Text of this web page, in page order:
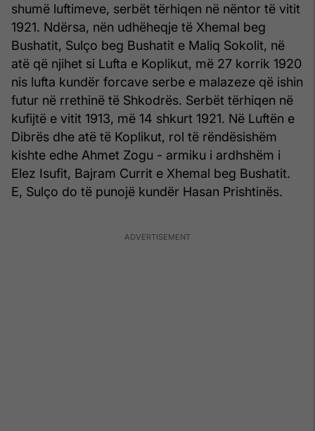
shumë luftimeve, serbët tërhiqen në nëntor të vitit
1921. Ndërsa, nën udhëheqje të Xhemal beg
Bushatit, Sulço beg Bushatit e Maliq Sokolit, në
atë që njihet si Lufta e Koplikut, më 27 korrik 1920
nis lufta kundër forcave serbe e malazeze që ishin
futur në rrethinë të Shkodrës. Serbët tërhiqen në
kufijtë e vitit 1913, më 14 shkurt 1921. Në Luftën e
Dibrës dhe atë të Koplikut, rol të rëndësishëm
kishte edhe Ahmet Zogu - armiku i ardhshëm i
Elez Isufit, Bajram Currit e Xhemal beg Bushatit.
E, Sulço do të punojë kundër Hasan Prishtinës.